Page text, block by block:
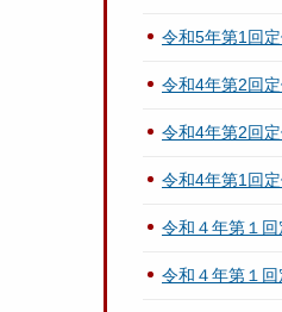
令和5年第1回
令和4年第2回
令和4年第2回
令和4年第1回
令和４年第１回
令和４年第１回